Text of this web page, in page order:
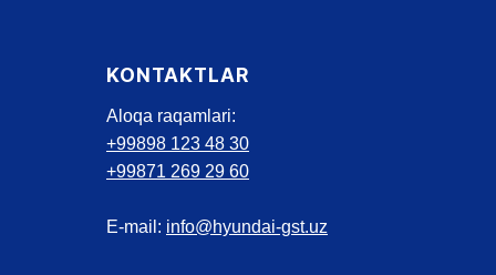
KONTAKTLAR
Aloqa raqamlari:
+99898 123 48 30
+99871 269 29 60
E-mail: info@hyundai-gst.uz